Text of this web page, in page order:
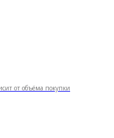
от объёма покупки